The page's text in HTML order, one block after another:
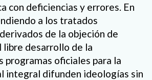
con deficiencias y errores. En
a los tratados
de la objeción de
libre desarrollo de la
programas oficiales para la
integral difunden ideologías sin